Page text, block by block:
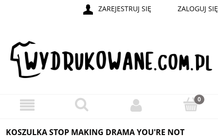
ZAREJESTRUJ SIĘ ZALOGUJ SIĘ
KOSZULKA STOP MAKING DRAMA YOU'RE NOT